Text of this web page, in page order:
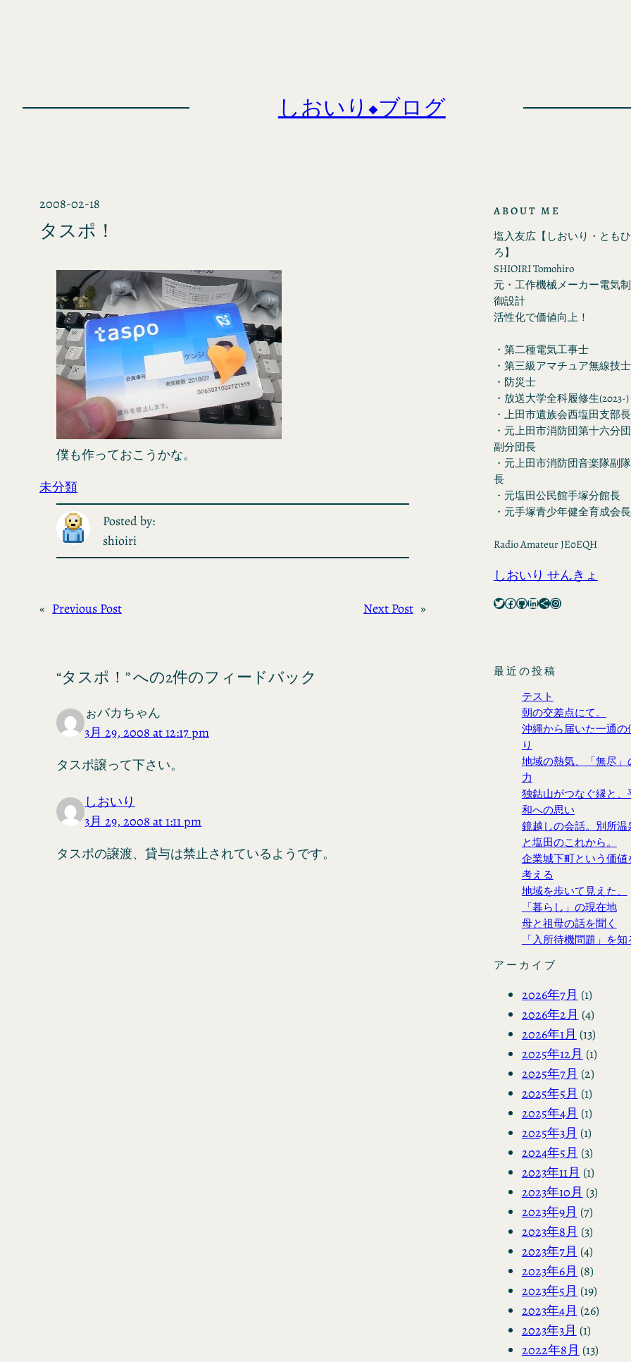
しおいり◆ブログ
2008-02-18
タスポ！
僕も作っておこうかな。
未分類
Posted by:
shioiri
« Previous Post Next Post »
“タスポ！” への2件のフィードバック
ぉバカちゃん
3月 29, 2008 at 12:17 pm
タスポ譲って下さい。
しおいり
3月 29, 2008 at 1:11 pm
タスポの譲渡、貸与は禁止されているようです。
ABOUT ME
塩入友広【しおいり・ともひ
ろ】
SHIOIRI Tomohiro
元・工作機械メーカー電気制
御設計
活性化で価値向上！
・第二種電気工事士
・第三級アマチュア無線技士
・防災士
・放送大学全科履修生(2023-)
・上田市遺族会西塩田支部長
・元上田市消防団第十六分団
副分団長
・元上田市消防団音楽隊副隊
長
・元塩田公民館手塚分館長
・元手塚青少年健全育成会長
Radio Amateur JE0EQH
しおいり せんきょ
Twitter Facebook GitHub LinkedIn Share Icon Instagram
最近の投稿
テスト
朝の交差点にて。
沖縄から届いた一通の
り
地域の熱気、「無尽」
力
独鈷山がつなぐ縁と、
和への思い
鏡越しの会話。別所温
と塩田のこれから。
企業城下町という価値
考える
地域を歩いて見えた、
「暮らし」の現在地
母と祖母の話を聞く
「入所待機問題」を知
アーカイブ
2026年7月 (1)
2026年2月 (4)
2026年1月 (13)
2025年12月 (1)
2025年7月 (2)
2025年5月 (1)
2025年4月 (1)
2025年3月 (1)
2024年5月 (3)
2023年11月 (1)
2023年10月 (3)
2023年9月 (7)
2023年8月 (3)
2023年7月 (4)
2023年6月 (8)
2023年5月 (19)
2023年4月 (26)
2023年3月 (1)
2022年8月 (13)